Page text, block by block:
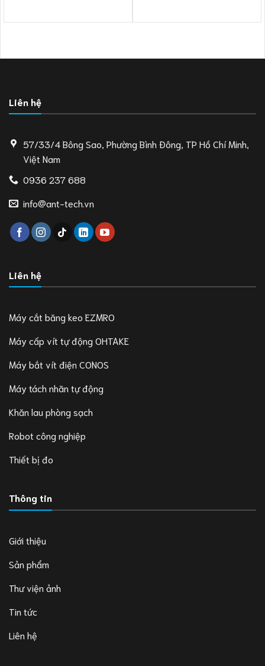
Liên hệ
57/33/4 Bông Sao, Phường Bình Đông, TP Hồ Chí Minh,
Việt Nam
0936 237 688
info@ant-tech.vn
Liên hệ
Máy cắt băng keo EZMRO
Máy cấp vít tự động OHTAKE
Máy bắt vít điện CONOS
Máy tách nhãn tự động
Khăn lau phòng sạch
Robot công nghiệp
Thiết bị đo
Thông tin
Giới thiệu
Sản phẩm
Thư viện ảnh
Tin tức
Liên hệ